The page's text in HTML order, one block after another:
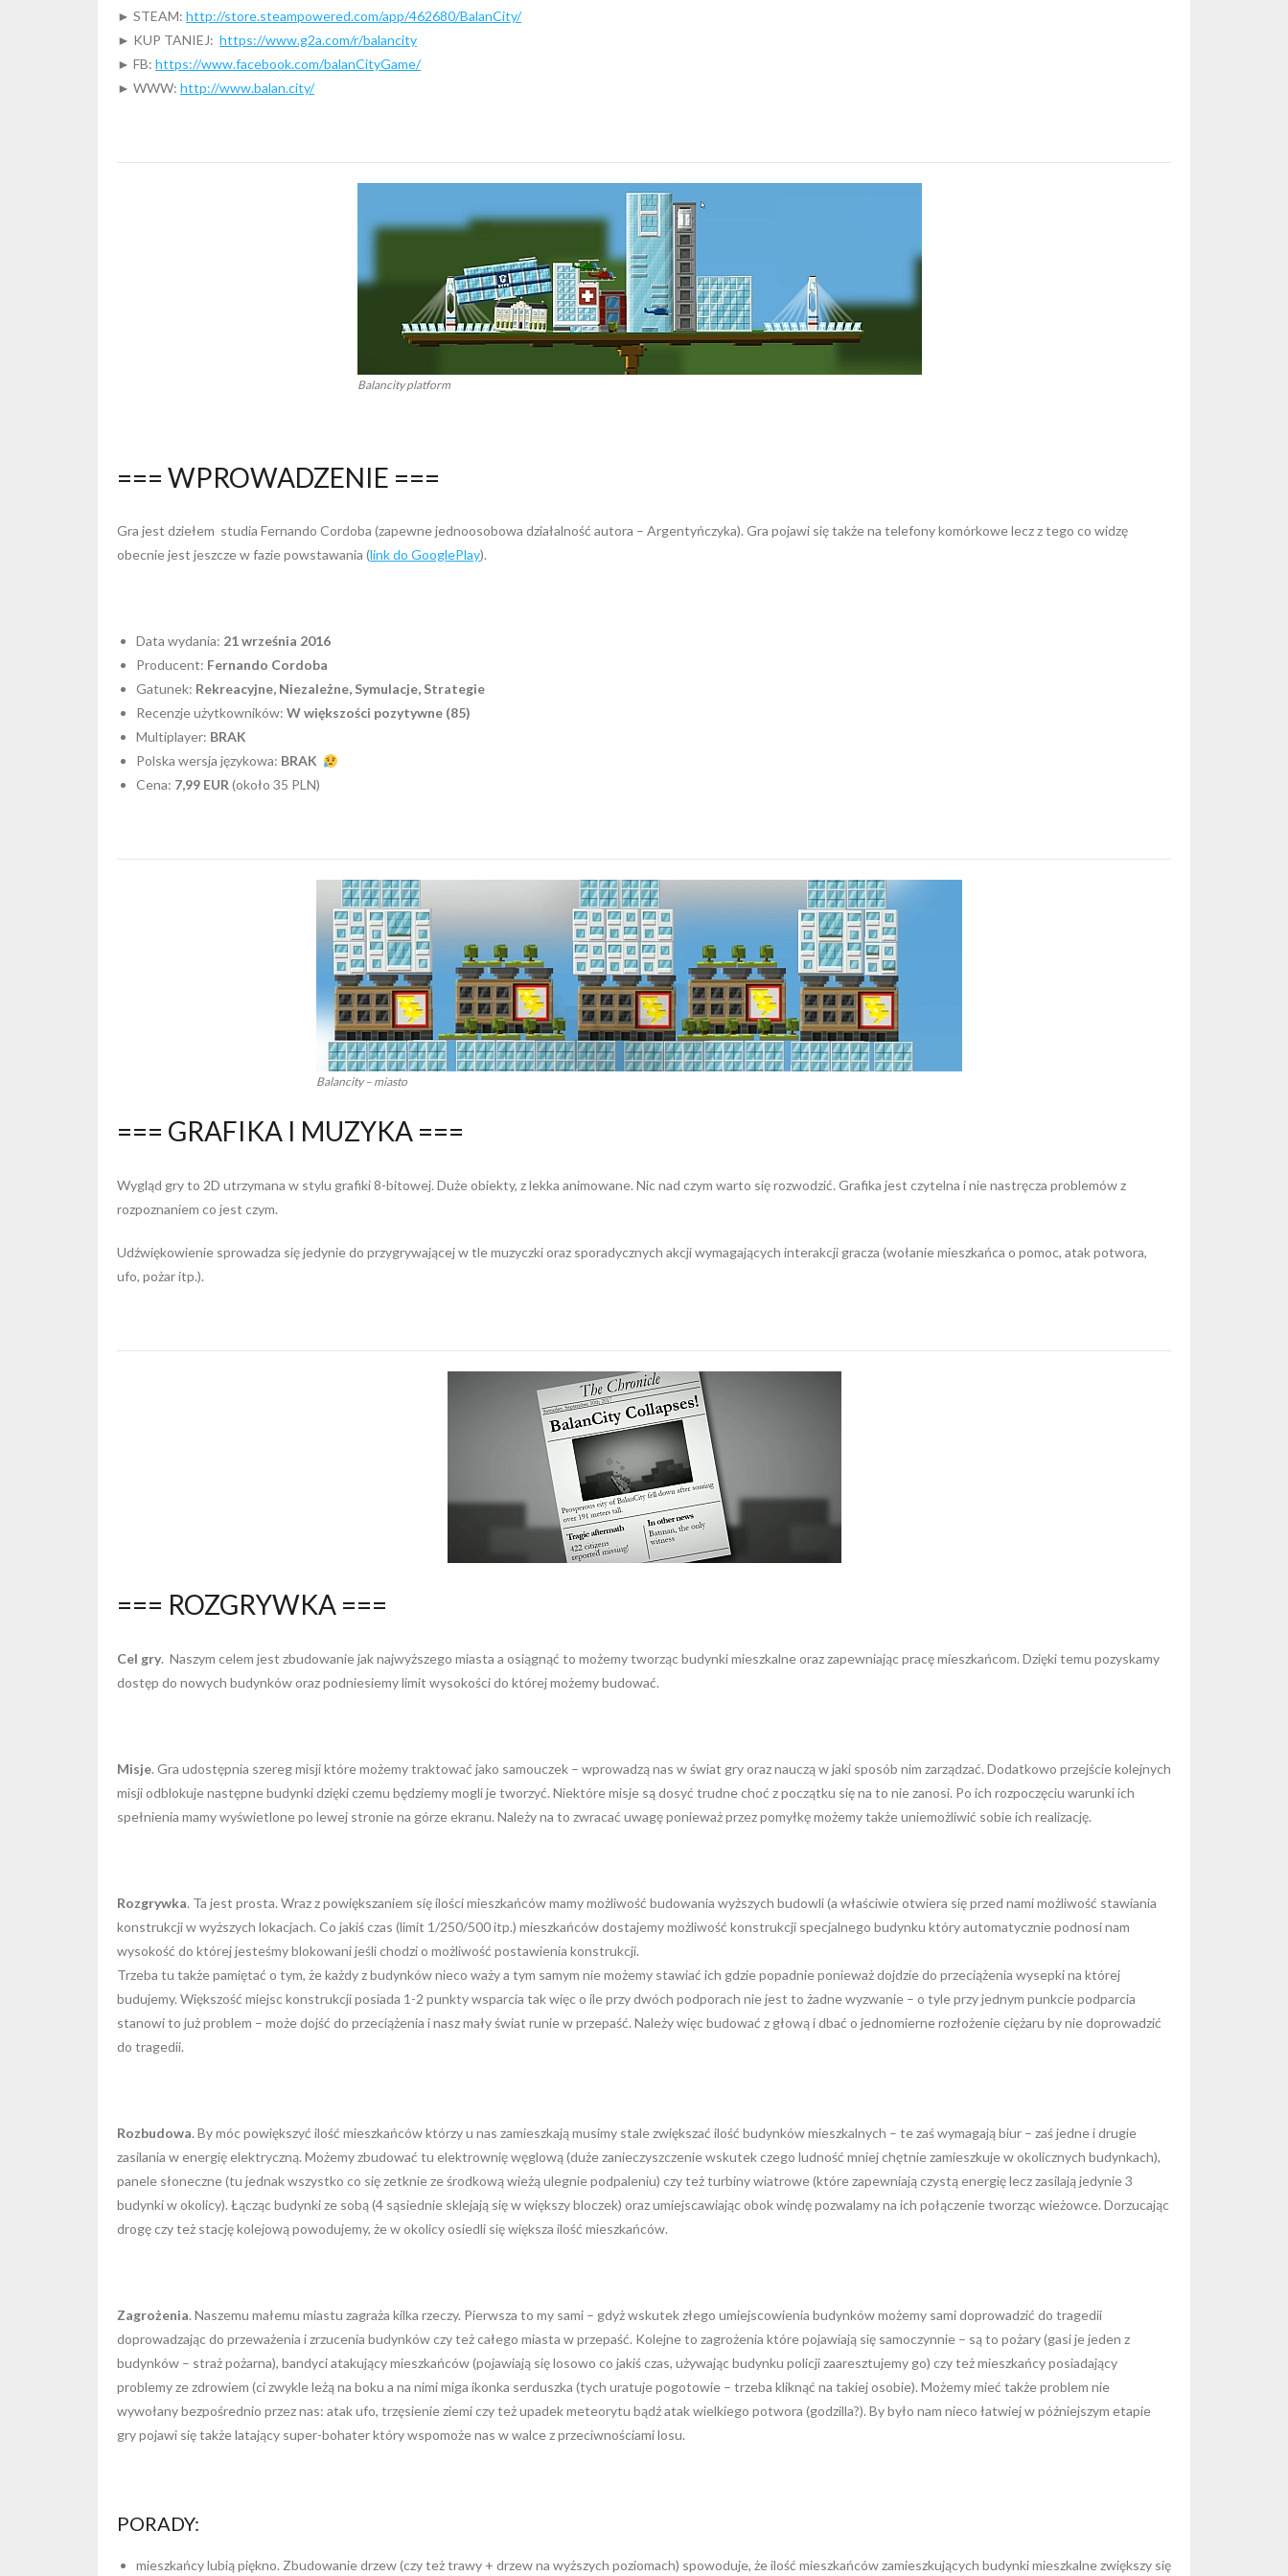
► STEAM: http://store.steampowered.com/app/462680/BalanCity/
► KUP TANIEJ: https://www.g2a.com/r/balancity
► FB: https://www.facebook.com/balanCityGame/
► WWW: http://www.balan.city/
Balancity platform
=== WPROWADZENIE ===
Gra jest dziełem studia Fernando Cordoba (zapewne jednoosobowa działalność autora – Argentyńczyka). Gra pojawi się także na telefony komórkowe lecz z tego co widzę
obecnie jest jeszcze w fazie powstawania (link do GooglePlay).
Data wydania: 21 września 2016
Producent: Fernando Cordoba
Gatunek: Rekreacyjne, Niezależne, Symulacje, Strategie
Recenzje użytkowników: W większości pozytywne (85)
Multiplayer: BRAK
Polska wersja językowa: BRAK
Cena: 7,99 EUR (około 35 PLN)
Balancity – miasto
=== GRAFIKA I MUZYKA ===
Wygląd gry to 2D utrzymana w stylu grafiki 8-bitowej. Duże obiekty, z lekka animowane. Nic nad czym warto się rozwodzić. Grafika jest czytelna i nie nastręcza problemów z
rozpoznaniem co jest czym.
Udźwiękowienie sprowadza się jedynie do przygrywającej w tle muzyczki oraz sporadycznych akcji wymagających interakcji gracza (wołanie mieszkańca o pomoc, atak potwora,
ufo, pożar itp.).
=== ROZGRYWKA ===
Cel gry. Naszym celem jest zbudowanie jak najwyższego miasta a osiągnąć to możemy tworząc budynki mieszkalne oraz zapewniając pracę mieszkańcom. Dzięki temu pozyskamy
dostęp do nowych budynków oraz podniesiemy limit wysokości do której możemy budować.
Misje. Gra udostępnia szereg misji które możemy traktować jako samouczek – wprowadzą nas w świat gry oraz nauczą w jaki sposób nim zarządzać. Dodatkowo przejście kolejnych
misji odblokuje następne budynki dzięki czemu będziemy mogli je tworzyć. Niektóre misje są dosyć trudne choć z początku się na to nie zanosi. Po ich rozpoczęciu warunki ich
spełnienia mamy wyświetlone po lewej stronie na górze ekranu. Należy na to zwracać uwagę ponieważ przez pomyłkę możemy także uniemożliwić sobie ich realizację.
Rozgrywka. Ta jest prosta. Wraz z powiększaniem się ilości mieszkańców mamy możliwość budowania wyższych budowli (a właściwie otwiera się przed nami możliwość stawiania
konstrukcji w wyższych lokacjach. Co jakiś czas (limit 1/250/500 itp.) mieszkańców dostajemy możliwość konstrukcji specjalnego budynku który automatycznie podnosi nam
wysokość do której jesteśmy blokowani jeśli chodzi o możliwość postawienia konstrukcji.
Trzeba tu także pamiętać o tym, że każdy z budynków nieco waży a tym samym nie możemy stawiać ich gdzie popadnie ponieważ dojdzie do przeciążenia wysepki na której
budujemy. Większość miejsc konstrukcji posiada 1-2 punkty wsparcia tak więc o ile przy dwóch podporach nie jest to żadne wyzwanie – o tyle przy jednym punkcie podparcia
stanowi to już problem – może dojść do przeciążenia i nasz mały świat runie w przepaść. Należy więc budować z głową i dbać o jednomierne rozłożenie ciężaru by nie doprowadzić
do tragedii.
Rozbudowa. By móc powiększyć ilość mieszkańców którzy u nas zamieszkają musimy stale zwiększać ilość budynków mieszkalnych – te zaś wymagają biur – zaś jedne i drugie
zasilania w energię elektryczną. Możemy zbudować tu elektrownię węglową (duże zanieczyszczenie wskutek czego ludność mniej chętnie zamieszkuje w okolicznych budynkach),
panele słoneczne (tu jednak wszystko co się zetknie ze środkową wieżą ulegnie podpaleniu) czy też turbiny wiatrowe (które zapewniają czystą energię lecz zasilają jedynie 3
budynki w okolicy). Łącząc budynki ze sobą (4 sąsiednie sklejają się w większy bloczek) oraz umiejscawiając obok windę pozwalamy na ich połączenie tworząc wieżowce. Dorzucając
drogę czy też stację kolejową powodujemy, że w okolicy osiedli się większa ilość mieszkańców.
Zagrożenia. Naszemu małemu miastu zagraża kilka rzeczy. Pierwsza to my sami – gdyż wskutek złego umiejscowienia budynków możemy sami doprowadzić do tragedii
doprowadzając do przeważenia i zrzucenia budynków czy też całego miasta w przepaść. Kolejne to zagrożenia które pojawiają się samoczynnie – są to pożary (gasi je jeden z
budynków – straż pożarna), bandyci atakujący mieszkańców (pojawiają się losowo co jakiś czas, używając budynku policji zaaresztujemy go) czy też mieszkańcy posiadający
problemy ze zdrowiem (ci zwykle leżą na boku a na nimi miga ikonka serduszka (tych uratuje pogotowie – trzeba kliknąć na takiej osobie). Możemy mieć także problem nie
wywołany bezpośrednio przez nas: atak ufo, trzęsienie ziemi czy też upadek meteorytu bądź atak wielkiego potwora (godzilla?). By było nam nieco łatwiej w późniejszym etapie
gry pojawi się także latający super-bohater który wspomoże nas w walce z przeciwnościami losu.
PORADY:
mieszkańcy lubią piękno. Zbudowanie drzew (czy też trawy + drzew na wyższych poziomach) spowoduje, że ilość mieszkańców zamieszkujących budynki mieszkalne zwiększy się